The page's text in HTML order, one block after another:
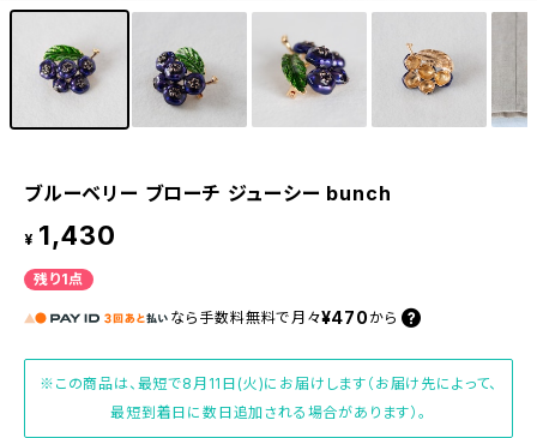
ブルーベリー ブローチ ジューシー bunch
¥ 1,430
残り1点
なら 手数料無料で 月々¥470 から
※この商品は、最短で8月11日(火)にお届けします（お届け先によって、
最短到着日に数日追加される場合があります）。